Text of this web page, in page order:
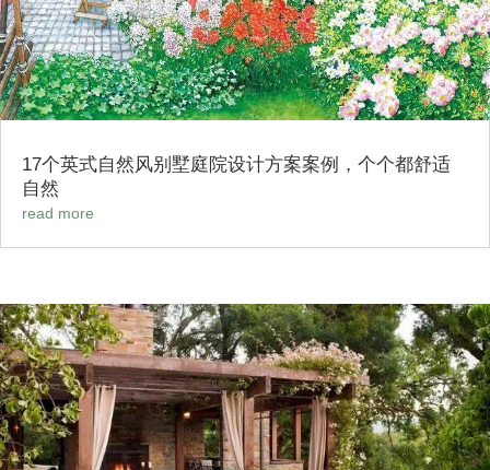
17个英式自然风别墅庭院设计方案案例，个个都舒适
自然
read more